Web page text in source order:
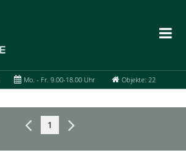
Mo. - Fr. 9.00-18.00 Uhr Objekte: 22
1